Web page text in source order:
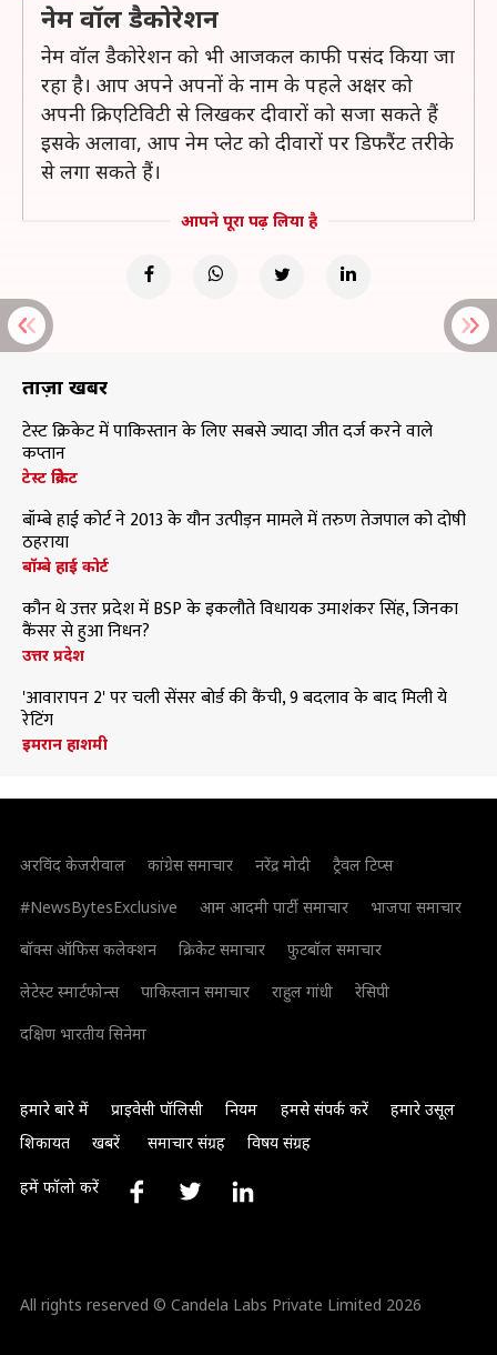
नेम वॉल डैकोरेशन
नेम वॉल डैकोरेशन को भी आजकल काफी पसंद किया जा
रहा है। आप अपने अपनों के नाम के पहले अक्षर को
अपनी क्रिएटिविटी से लिखकर दीवारों को सजा सकते हैं
इसके अलावा, आप नेम प्लेट को दीवारों पर डिफरैंट तरीके
से लगा सकते हैं।
आपने पूरा पढ़ लिया है
ताज़ा खबरें
टेस्ट क्रिकेट में पाकिस्तान के लिए सबसे ज्यादा जीत दर्ज करने वाले
कप्तान
टेस्ट क्रिकेट
बॉम्बे हाई कोर्ट ने 2013 के यौन उत्पीड़न मामले में तरुण तेजपाल को दोषी
ठहराया
बॉम्बे हाई कोर्ट
कौन थे उत्तर प्रदेश में BSP के इकलौते विधायक उमाशंकर सिंह, जिनका
कैंसर से हुआ निधन?
उत्तर प्रदेश
'आवारापन 2' पर चली सेंसर बोर्ड की कैंची, 9 बदलाव के बाद मिली ये
रेटिंग
इमरान हाशमी
अरविंद केजरीवाल कांग्रेस समाचार नरेंद्र मोदी
ट्रैवल टिप्स
#NewsBytesExclusive
आम आदमी पार्टी समाचार
भाजपा समाचार
बॉक्स ऑफिस कलेक्शन
क्रिकेट समाचार
फुटबॉल समाचार
लेटेस्ट स्मार्टफोन्स
पाकिस्तान समाचार राहुल गांधी
रेसिपी
दक्षिण भारतीय सिनेमा
हमारे बारे में प्राइवेसी पॉलिसी नियम हमसे संपर्क करें
हमारे उसूल
शिकायत
खबरें समाचार संग्रह विषय संग्रह
हमें फॉलो करें
All rights reserved © Candela Labs Private Limited 2026